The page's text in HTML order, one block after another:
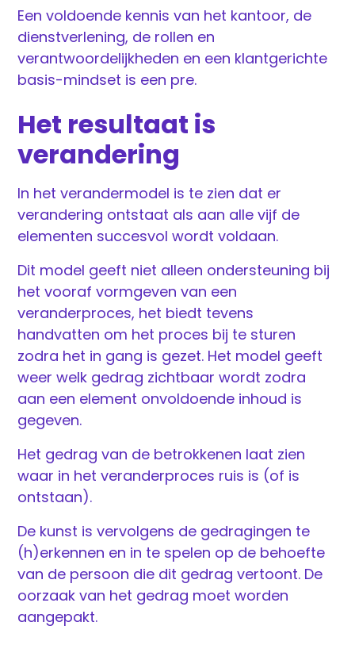
Een voldoende kennis van het kantoor, de
dienstverlening, de rollen en
verantwoordelijkheden en een klantgerichte
basis-mindset is een pre.
Het resultaat is
verandering
In het verandermodel is te zien dat er
verandering ontstaat als aan alle vijf de
elementen succesvol wordt voldaan.
Dit model geeft niet alleen ondersteuning bij
het vooraf vormgeven van een
veranderproces, het biedt tevens
handvatten om het proces bij te sturen
zodra het in gang is gezet. Het model geeft
weer welk gedrag zichtbaar wordt zodra
aan een element onvoldoende inhoud is
gegeven.
Het gedrag van de betrokkenen laat zien
waar in het veranderproces ruis is (of is
ontstaan).
De kunst is vervolgens de gedragingen te
(h)erkennen en in te spelen op de behoefte
van de persoon die dit gedrag vertoont. De
oorzaak van het gedrag moet worden
aangepakt.